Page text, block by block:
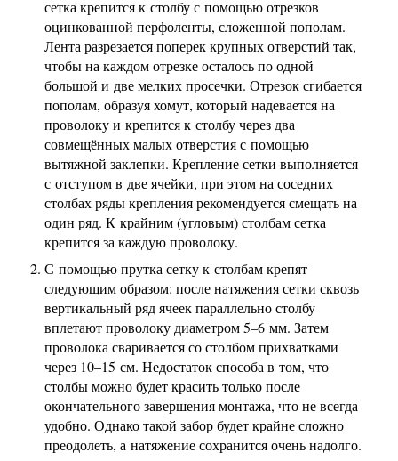
сетка крепится к столбу с помощью отрезков
оцинкованной перфоленты, сложенной пополам.
Лента разрезается поперек крупных отверстий так,
чтобы на каждом отрезке осталось по одной
большой и две мелких просечки. Отрезок сгибается
пополам, образуя хомут, который надевается на
проволоку и крепится к столбу через два
совмещённых малых отверстия с помощью
вытяжной заклепки. Крепление сетки выполняется
с отступом в две ячейки, при этом на соседних
столбах ряды крепления рекомендуется смещать на
один ряд. К крайним (угловым) столбам сетка
крепится за каждую проволоку.
С помощью прутка сетку к столбам крепят
следующим образом: после натяжения сетки сквозь
вертикальный ряд ячеек параллельно столбу
вплетают проволоку диаметром 5–6 мм. Затем
проволока сваривается со столбом прихватками
через 10–15 см. Недостаток способа в том, что
столбы можно будет красить только после
окончательного завершения монтажа, что не всегда
удобно. Однако такой забор будет крайне сложно
преодолеть, а натяжение сохранится очень надолго.